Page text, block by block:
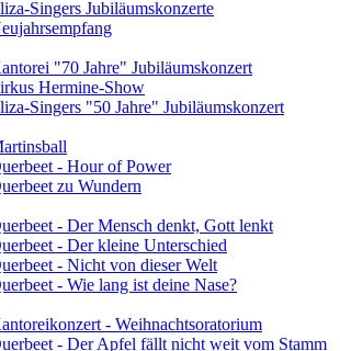
Singers Jubiläumskonzerte
"70 Jahre" Jubiläumskonzert
Hermine-Show
Singers "50 Jahre" Jubiläumskonzert
- Hour of Power
zu Wundern
- Der Mensch denkt, Gott lenkt
- Der kleine Unterschied
- Nicht von dieser Welt
- Wie lang ist deine Nase?
- Weihnachtsoratorium
- Der Apfel fällt nicht weit vom Stamm